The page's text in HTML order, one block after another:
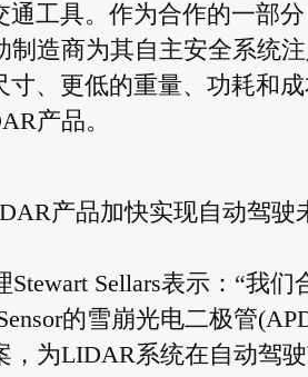
工具。作为合作的一部
制造商为其自主安全系统
、更低的重量、功耗和
产品。
产品加快实现自动驾驶
Sellars表示：“我
的雪崩光电二极管
为LIDAR系统在自动驾